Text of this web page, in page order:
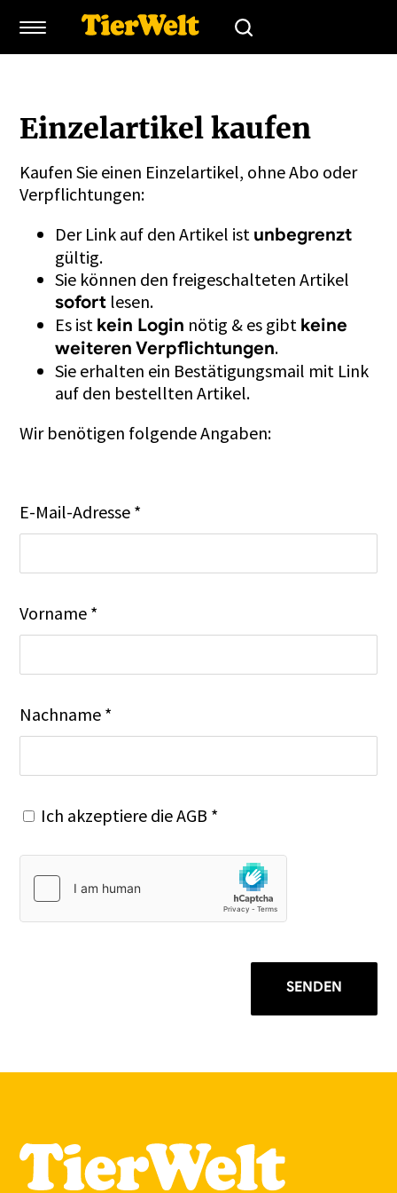
Einzelartikel kaufen
Kaufen Sie einen Einzelartikel, ohne Abo oder
Verpflichtungen:
Der Link auf den Artikel ist unbegrenzt
gültig.
Sie können den freigeschalteten Artikel
sofort lesen.
Es ist kein Login nötig & es gibt keine
weiteren Verpflichtungen.
Sie erhalten ein Bestätigungsmail mit Link
auf den bestellten Artikel.
Wir benötigen folgende Angaben:
E-Mail-Adresse *
Vorname *
Nachname *
Ich akzeptiere dieAGB *
SENDEN